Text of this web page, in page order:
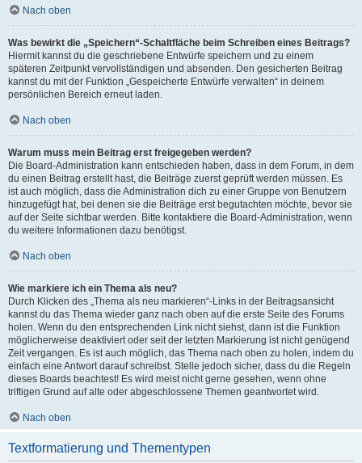
Nach oben
Was bewirkt die „Speichern“-Schaltfläche beim Schreiben eines Beitrags?
Hiermit kannst du die geschriebene Entwürfe speichern und zu einem
späteren Zeitpunkt vervollständigen und absenden. Den gesicherten Beitrag
kannst du mit der Funktion „Gespeicherte Entwürfe verwalten“ in deinem
persönlichen Bereich erneut laden.
Nach oben
Warum muss mein Beitrag erst freigegeben werden?
Die Board-Administration kann entschieden haben, dass in dem Forum, in dem
du einen Beitrag erstellt hast, die Beiträge zuerst geprüft werden müssen. Es
ist auch möglich, dass die Administration dich zu einer Gruppe von Benutzern
hinzugefügt hat, bei denen sie die Beiträge erst begutachten möchte, bevor sie
auf der Seite sichtbar werden. Bitte kontaktiere die Board-Administration, wenn
du weitere Informationen dazu benötigst.
Nach oben
Wie markiere ich ein Thema als neu?
Durch Klicken des „Thema als neu markieren“-Links in der Beitragsansicht
kannst du das Thema wieder ganz nach oben auf die erste Seite des Forums
holen. Wenn du den entsprechenden Link nicht siehst, dann ist die Funktion
möglicherweise deaktiviert oder seit der letzten Markierung ist nicht genügend
Zeit vergangen. Es ist auch möglich, das Thema nach oben zu holen, indem du
einfach eine Antwort darauf schreibst. Stelle jedoch sicher, dass du die Regeln
dieses Boards beachtest! Es wird meist nicht gerne gesehen, wenn ohne
triftigen Grund auf alte oder abgeschlossene Themen geantwortet wird.
Nach oben
Textformatierung und Thementypen